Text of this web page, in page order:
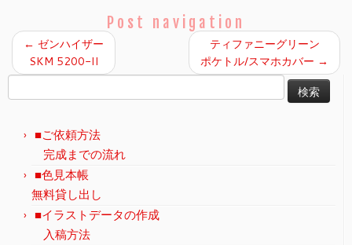
Post navigation
← ゼンハイザー
SKM 5200-II
ティファニーグリーン
ポケトル/スマホカバー →
索:
■ご依頼方法
完成までの流れ
■色見本帳
無料貸し出し
■イラストデータの作成
入稿方法